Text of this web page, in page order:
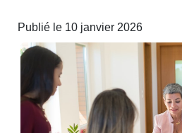
Publié le 10 janvier 2026